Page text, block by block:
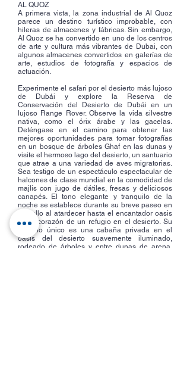
AL QUOZ
A primera vista, la zona industrial de Al Quoz
parece un destino turístico improbable, con
hileras de almacenes y fábricas. Sin embargo,
Al Quoz se ha convertido en uno de los centros
de arte y cultura más vibrantes de Dubai, con
algunos almacenes convertidos en galerías de
arte, estudios de fotografía y espacios de
actuación.
Experimente el safari por el desierto más lujoso
de Dubái y explore la Reserva de
Conservación del Desierto de Dubái en un
lujoso Range Rover. Observe la vida silvestre
nativa, como el órix árabe y las gacelas.
Deténgase en el camino para obtener las
mejores oportunidades para tomar fotografías
en un bosque de árboles Ghaf en las dunas y
visite el hermoso lago del desierto, un santuario
que atrae a una variedad de aves migratorias.
Sea testigo de un espectáculo espectacular de
halcones de clase mundial en la comodidad de
majlis con jugo de dátiles, fresas y deliciosos
canapés. El tono elegante y tranquilo de la
noche se establece durante su breve paseo en
camello al atardecer hasta el encantador oasis
en el corazón de un refugio en el desierto. Su
entorno único es una cabaña privada en el
oasis del desierto suavemente iluminado,
rodeado de árboles y entre dunas de arena.